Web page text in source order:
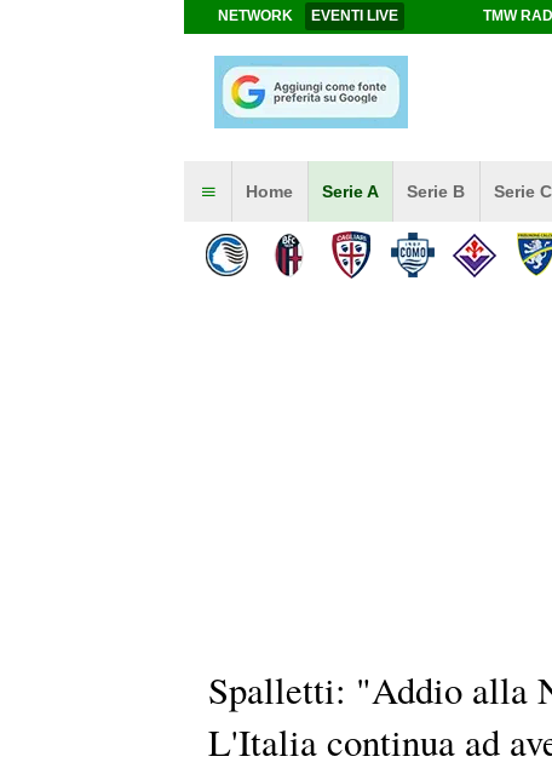
NETWORK EVENTI LIVE TMW
Home Serie A Serie B Serie C
Spalletti: "Addio alla
L'Italia continua ad